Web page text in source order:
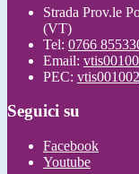
Strada Prov.le
(VT)
Tel: 0766
Email:
PEC:
Seguici su
Facebook
Youtube